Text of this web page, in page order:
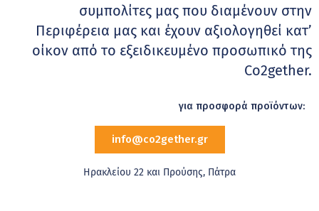
συμπολίτες μας που διαμένουν στην
Περιφέρεια μας και έχουν αξιολογηθεί κατ’
οίκον από το εξειδικευμένο προσωπικό της
Co2gether.
για προσφορά προϊόντων:
info@co2gether.gr
Ηρακλείου 22 και Προύσης, Πάτρα